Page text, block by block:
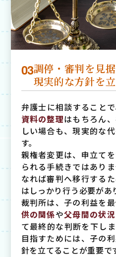
03調停・審判を見
現実的な方針を
弁護士に相談することで
資料の整理はもちろん
しい場合も、現実的な
す。
親権者変更は、申立て
られる手続きではあり
なれば審判へ移行する
はしっかり行う必要があ
裁判所は、子の利益を最
供の関係や父母間の状況
て最終的な判断を下し
目指すためには、子の
針を立てることが重要で